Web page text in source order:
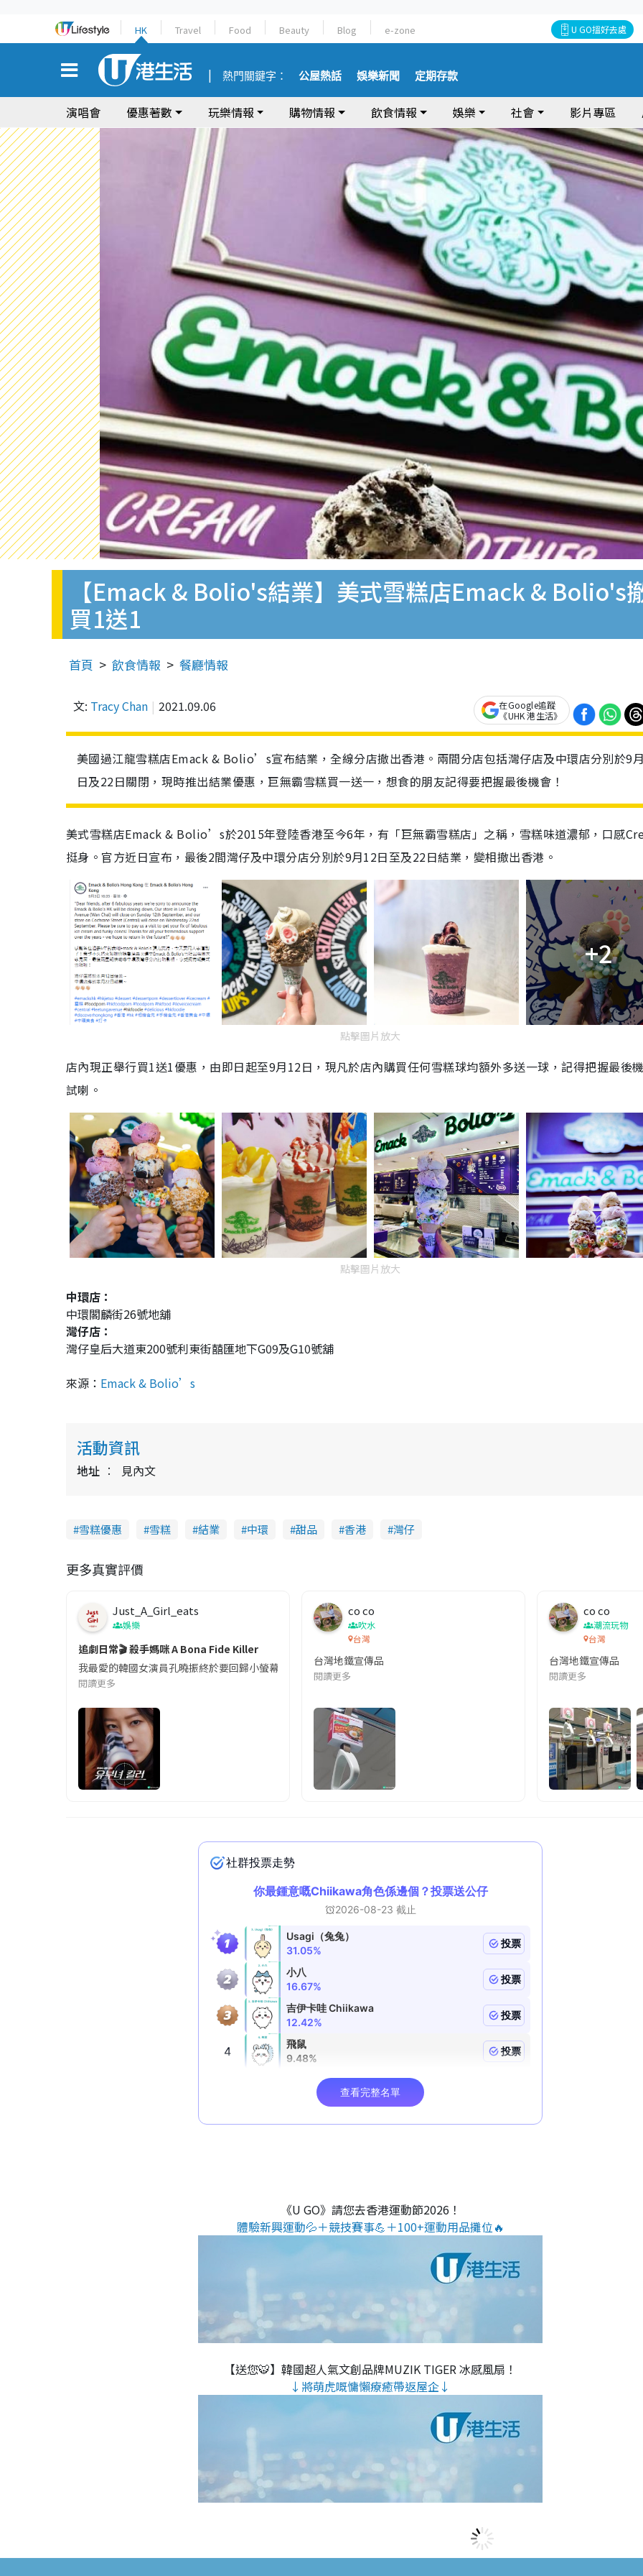
HK Travel Food Beauty Blog e-zone U GO搵好去處
熱門關鍵字： 公屋熱話 娛樂新聞 定期存款
演唱會 優惠著數 玩樂情報 購物情報 飲食情報 娛樂 社會 影片專區
【Emack & Bolio's結業】美式雪糕店Emack & Bolio's
買1送1
首頁 飲食情報 餐廳情報
文: Tracy Chan 2021.09.06
在Google追蹤
《UHK 港生活》
美國過江龍雪糕店Emack & Bolio’s宣布結業，全線分店撤出香港。兩間分店包括灣仔店及中環店分別於9
日及22日關閉，現時推出結業優惠，巨無霸雪糕買一送一，想食的朋友記得要把握最後機會！
美式雪糕店Emack & Bolio’s於2015年登陸香港至今6年，有「巨無霸雪糕店」之稱，雪糕味道濃郁，口感
挺身。官方近日宣布，最後2間灣仔及中環分店分別於9月12日至及22日結業，變相撤出香港。
+2
點擊圖片放大
店內現正舉行買1送1優惠，由即日起至9月12日，現凡於店內購買任何雪糕球均額外多送一球，記得把握最後
試喇。
點擊圖片放大
中環店：
中環閣麟街26號地舖
灣仔店：
灣仔皇后大道東200號利東街囍匯地下G09及G10號舖
來源： Emack & Bolio’s
活動資訊
地址 見內文
雪糕優惠 雪糕 結業 中環 甜品 香港 灣仔
更多真實評價
Just_A_Girl_eats
娛樂
追劇日常🎬 殺手媽咪 A Bona Fide Killer
我最愛的韓國女演員孔曉振終於要回歸小螢幕啦!這次的劇本改編自同名網絡漫畫,故事主軸圍繞女主角柳寶娜 —— 表面上是一
閱讀更多
co co
吹水
台灣
台灣地鐵宣傳品
閱讀更多
co co
潮流玩物
台灣
台灣地鐵宣傳品
閱讀更多
《U GO》請您去香港運動節2026！
體驗新興運動💦＋競技賽事💪＋100+運動用品攤位🔥
【送您🐯】韓國超人氣文創品牌MUZIK TIGER 冰感風扇！
↓將萌虎嘅慵懶療癒帶返屋企↓